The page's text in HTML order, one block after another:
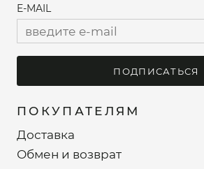
ПОКУПАТЕЛЯМ
Доставка
Обмен и возврат
E-MAIL
ПОДПИСАТЬСЯ